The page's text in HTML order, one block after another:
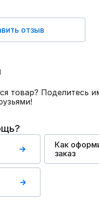
отзыв
товар? Поделитесь
Как
заказ